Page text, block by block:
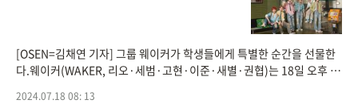
[OSEN=김채연 기자] 그룹 웨이커가 학생들에게 특별한 순간을 선물한
다.웨이커(WAKER, 리오·세범·고현·이준·새별·권협)는 18일 오후 서
2024.07.18 08: 13